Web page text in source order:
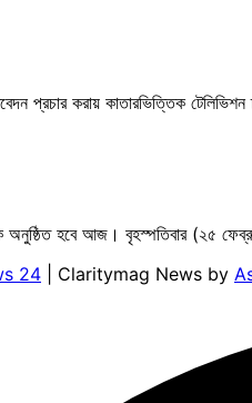
প্রচার করায় কাতারভিত্তিক
অনুষ্ঠিত হবে আজ। বৃহস্পতিবার (২৫
24 | Claritymag News by